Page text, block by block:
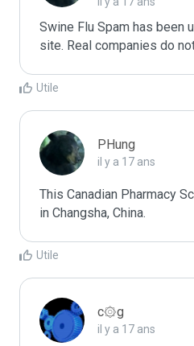
Swine Flu Spam has been
site. Real companies do
Utile
PHung
il y a 17 ans
This Canadian Pharmacy
in Changsha, China.
Utile
c۞g
il y a 17 ans